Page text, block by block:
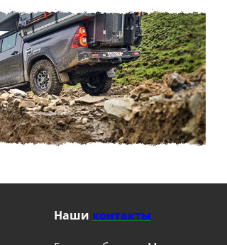
Наши контакты